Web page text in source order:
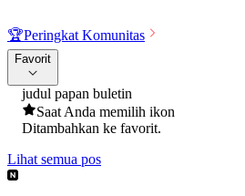
🏆Peringkat Komunitas
Favorit
judul papan buletin
Saat Anda memilih ikon
Ditambahkan ke favorit.
Lihat semua pos